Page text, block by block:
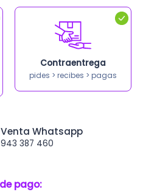
Contraentrega
pides > recibes > pagas
Venta Whatsapp
943 387 460
pago: